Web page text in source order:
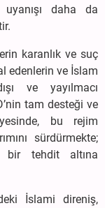
daha da
karanlık ve suç
edenlerin ve İslam
ve yayılmacı
tam desteği ve
bu rejim
sürdürmekte;
bir tehdit altına
İslami direniş,